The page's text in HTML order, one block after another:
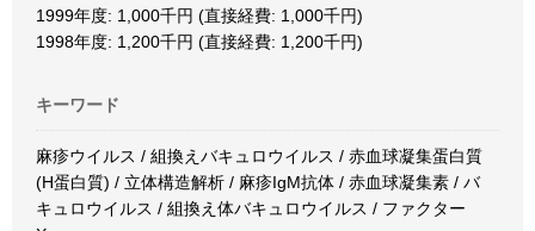
1999年度: 1,000千円 (直接経費: 1,000千円)
1998年度: 1,200千円 (直接経費: 1,200千円)
キーワード
麻疹ウイルス / 組換えバキュロウイルス / 赤血球凝集蛋白質
(H蛋白質) / 立体構造解析 / 麻疹IgM抗体 / 赤血球凝集素 / バ
キュロウイルス / 組換え体バキュロウイルス / ファクター